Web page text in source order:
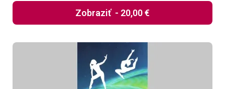
Zobraziť - 20,00 €